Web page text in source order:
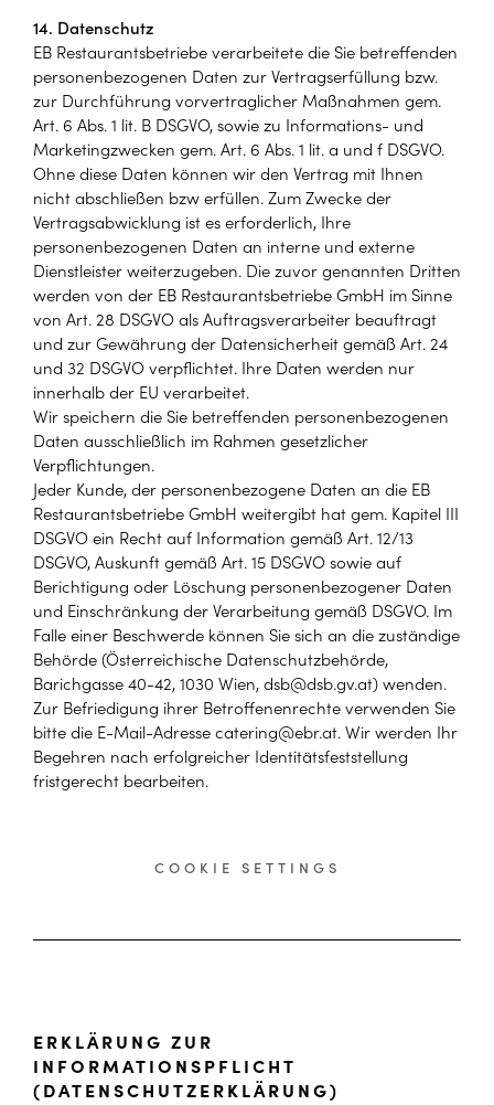
14. Datenschutz
EB Restaurantsbetriebe verarbeitete die Sie betreffenden
personenbezogenen Daten zur Vertragserfüllung bzw.
zur Durchführung vorvertraglicher Maßnahmen gem.
Art. 6 Abs. 1 lit. B DSGVO, sowie zu Informations- und
Marketingzwecken gem. Art. 6 Abs. 1 lit. a und f DSGVO.
Ohne diese Daten können wir den Vertrag mit Ihnen
nicht abschließen bzw erfüllen. Zum Zwecke der
Vertragsabwicklung ist es erforderlich, Ihre
personenbezogenen Daten an interne und externe
Dienstleister weiterzugeben. Die zuvor genannten Dritten
werden von der EB Restaurantsbetriebe GmbH im Sinne
von Art. 28 DSGVO als Auftragsverarbeiter beauftragt
und zur Gewährung der Datensicherheit gemäß Art. 24
und 32 DSGVO verpflichtet. Ihre Daten werden nur
innerhalb der EU verarbeitet.
Wir speichern die Sie betreffenden personenbezogenen
Daten ausschließlich im Rahmen gesetzlicher
Verpflichtungen.
Jeder Kunde, der personenbezogene Daten an die EB
Restaurantsbetriebe GmbH weitergibt hat gem. Kapitel III
DSGVO ein Recht auf Information gemäß Art. 12/13
DSGVO, Auskunft gemäß Art. 15 DSGVO sowie auf
Berichtigung oder Löschung personenbezogener Daten
und Einschränkung der Verarbeitung gemäß DSGVO. Im
Falle einer Beschwerde können Sie sich an die zuständige
Behörde (Österreichische Datenschutzbehörde,
Barichgasse 40-42, 1030 Wien,dsb@dsb.gv.at) wenden.
Zur Befriedigung ihrer Betroffenenrechte verwenden Sie
bitte die E-Mail-Adresse catering@ebr.at. Wir werden Ihr
Begehren nach erfolgreicher Identitätsfeststellung
fristgerecht bearbeiten.
COOKIE SETTINGS
ERKLÄRUNG ZUR
INFORMATIONSPFLICHT
(DATENSCHUTZERKLÄRUNG)